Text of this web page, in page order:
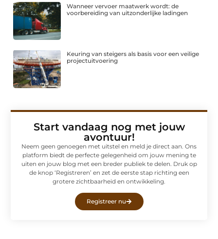
Wanneer vervoer maatwerk wordt: de
voorbereiding van uitzonderlijke ladingen
Keuring van steigers als basis voor een veilige
projectuitvoering
Start vandaag nog met jouw
avontuur!
Neem geen genoegen met uitstel en meld je direct aan. Ons
platform biedt de perfecte gelegenheid om jouw mening te
uiten en jouw blog met een breder publiek te delen. Druk op
de knop ‘Registreren’ en zet de eerste stap richting een
grotere zichtbaarheid en ontwikkeling.
Registreer nu